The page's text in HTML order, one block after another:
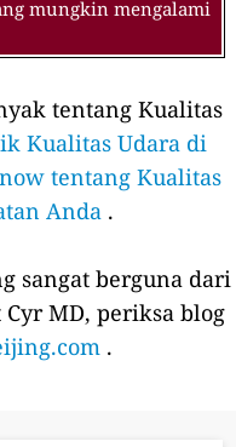
mungkin mengalami
tentang Kualitas
Kualitas Udara di
tentang Kualitas
Anda .
sangat berguna dari
MD, periksa blog
.